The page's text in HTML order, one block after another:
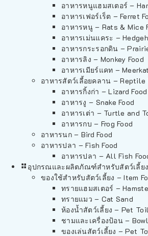
อาหารหนูแฮมสเตอร์ –
อาหารเฟอร์เร็ต – Ferret
อาหารหนู – Rats & Mice
อาหารเม่นแคระ –
อาหารกระรอกดิน –
อาหารลิง – Monkey Food
อาหารเมียร์แคท –
อาหารสัตว์เลี้อยคลาน – Reptile
อาหารกิ้งก่า – Lizard Food
อาหารงู – Snake Food
อาหารเต่า – Turtle and
อาหารกบ – Frog Food
อาหารนก – Bird Food
อาหารปลา – Fish Food
อาหารปลา – All Fish
อุปกรณและผลิตภัณฑ์สำหรับสัตว์เลี้ย
ของใช้สำหรับสัตว์เลี้ยง – Item
ทรายแฮมสเตอร์ –
ทรายแมว – Cat Sand
ห้องน้ำสัตว์เลี้ยง – Pet
ชามและเครื่องป้อน –
ของเล่นสัตว์เลี้ยง – Pet